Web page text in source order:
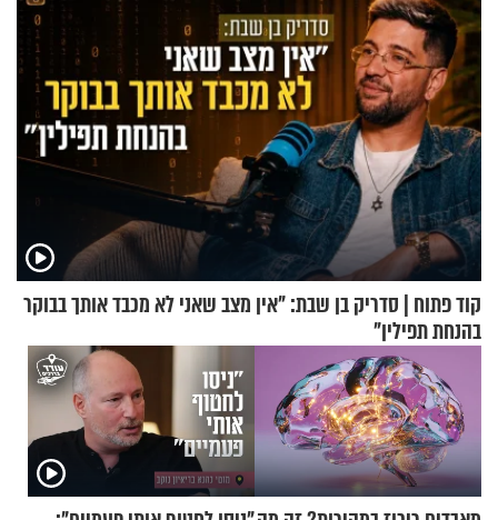
קוד פתוח | סדריק בן שבת: "אין מצב שאני לא מכבד אותך בבוקר
בהנחת תפילין"